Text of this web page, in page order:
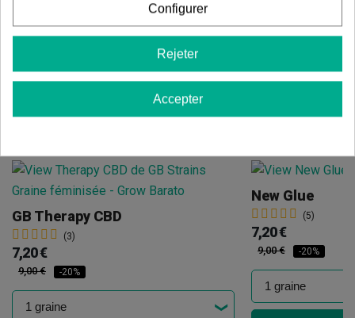
Produits de même catégorie Strain
Box 3
GB Therapy CBD
(3)
7,20 €
9,00 € -20%
New Glue
(5)
7,20 €
9,00 € -20%
Configurer
Rejeter
Accepter